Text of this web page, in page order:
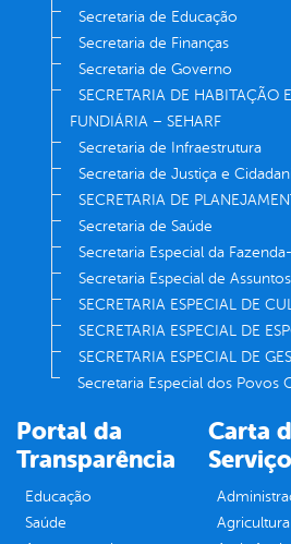
Secretaria de Educação
Secretaria de Finanças
Secretaria de Governo
SECRETARIA DE HABITAÇÃO
FUNDIÁRIA – SEHARF
Secretaria de Infraestrutura
Secretaria de Justiça e
SECRETARIA DE
Secretaria de Saúde
Secretaria Especial da Fazenda-
Secretaria Especial de
SECRETARIA ESPECIAL DE
SECRETARIA ESPECIAL DE
SECRETARIA ESPECIAL DE
Secretaria Especial dos Povos
Portal da
Transparência
Educação
Saúde
Carta
Agricultura